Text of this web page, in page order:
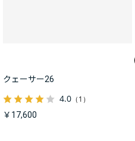
クェーサー26
4.0 （1）
￥17,600